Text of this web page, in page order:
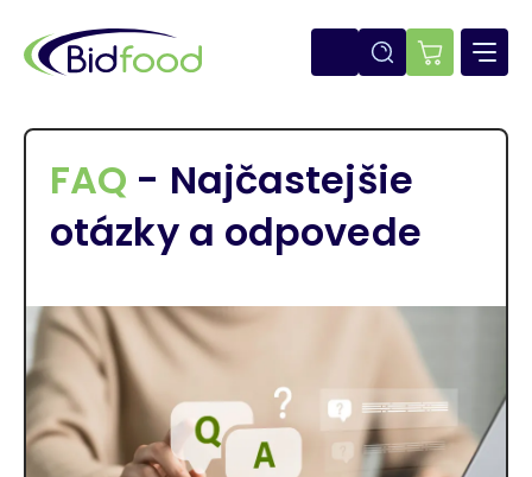
hlavný
obsah
E-
FAQ - Najčastejšie
otázky a odpovede